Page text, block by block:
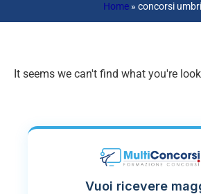
Home » concorsi
It seems we can't find what you're
Vuoi ricevere